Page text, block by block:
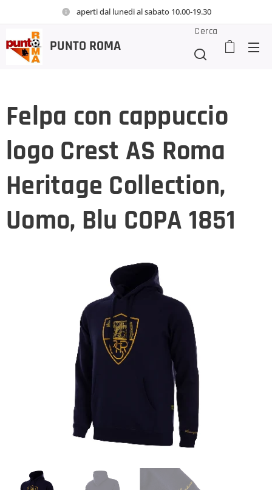
aperti dal lunedi al sabato 10.00-19.30
PUNTO ROMA
Cerca
Felpa con cappuccio
logo Crest AS Roma
Heritage Collection,
Uomo, Blu COPA 1851